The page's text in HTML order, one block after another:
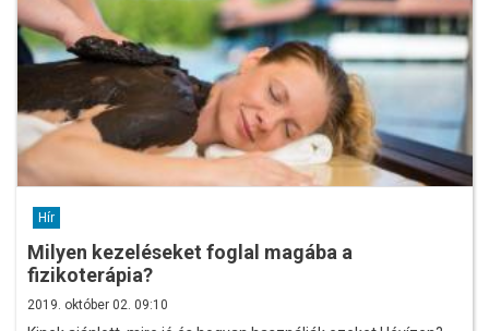
Hír
Milyen kezeléseket foglal magába a
fizikoterápia?
2019. október 02. 09:10